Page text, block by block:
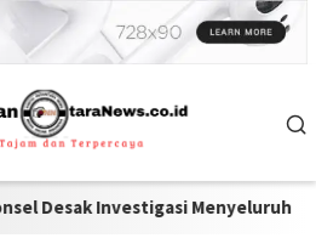
Menyeluruh di Lapas